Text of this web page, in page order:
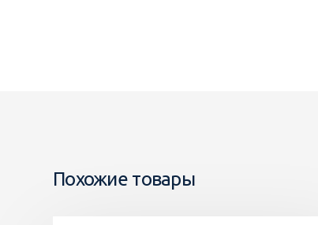
Похожие товары